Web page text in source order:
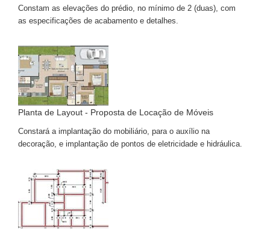
Constam as elevações do prédio, no mínimo de 2 (duas), com
as especificações de acabamento e detalhes.
Planta de Layout - Proposta de Locação de Móveis
Constará a implantação do mobiliário, para o auxílio na
decoração, e implantação de pontos de eletricidade e hidráulica.